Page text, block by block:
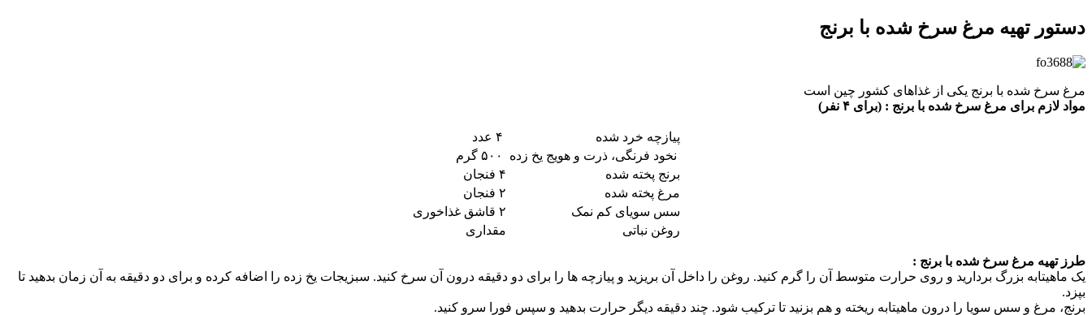
دستور تهیه مرغ سرخ شده با برنج
مرغ سرخ شده با برنج یکی از غذاهای کشور چین است
مواد لازم برای مرغ سرخ شده با برنج : (برای ۴ نفر)
پیازچه خرد شده
نخود فرنگی، ذرت و هویج یخ زده
برنج پخته شده
۴ فنجان
مرغ پخته شده
۲ فنجان
سس سویای کم نمک
۲ قاشق غذاخوری
روغن نباتی
مقداری
طرز تهیه مرغ سرخ شده با برنج :
یک ماهیتابه بزرگ بردارید و روی حرارت متوسط آن را گرم کنید. روغن را داخل آن بریزید و پیازچه ها را برای دو دقیقه درون آن سرخ کنید. سبزیجات یخ زده را اضافه کرده و برای دو دقیقه به آن زمان بدهید تا
بپزد.
برنج، مرغ و سس سویا را درون ماهیتابه ریخته و هم بزنید تا ترکیب شود. چند دقیقه دیگر حرارت بدهید و سپس فورا سرو کنید.